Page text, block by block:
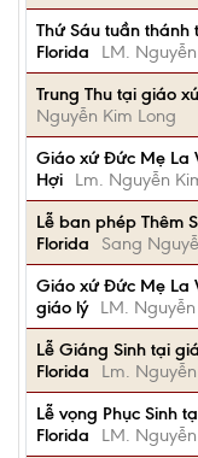
Thứ Sáu tuần
Florida
LM.
Trung Thu tại giáo
Nguyễn Kim Long
Giáo xứ Đức Mẹ La
Hợi
Lm. Nguyễn
Lễ ban phép Thêm
Florida
Sang
Giáo xứ Đức Mẹ La
giáo lý
LM.
Lễ Giáng Sinh tại
Florida
Lm.
Lễ vọng Phục Sinh
Florida
LM.